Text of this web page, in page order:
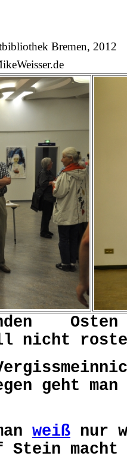
Bremen, 2012
Osten
geht
weiß nur
Stein